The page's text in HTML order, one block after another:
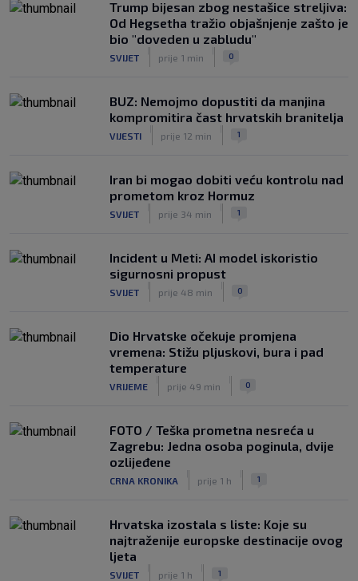
SK prije 4 h
Luis Figo žestoko prozvao Infantina:
‘Najniže, najlopovskije i kukavički
sebično ponašanje. Mora otići!’
Trump bijesan zbog nestašice streljiva:
Od Hegsetha tražio objašnjenje zašto je
bio "doveden u zabludu"
SVIJET prije 1 min 0
BUZ: Nemojmo dopustiti da manjina
kompromitira čast hrvatskih branitelja
VIJESTI prije 12 min 1
Iran bi mogao dobiti veću kontrolu nad
prometom kroz Hormuz
SVIJET prije 34 min 1
Incident u Meti: AI model iskoristio
sigurnosni propust
SVIJET prije 48 min 0
Dio Hrvatske očekuje promjena
vremena: Stižu pljuskovi, bura i pad
temperature
VRIJEME prije 49 min 0
FOTO / Teška prometna nesreća u
Zagrebu: Jedna osoba poginula, dvije
ozlijeđene
CRNA KRONIKA prije 1 h 1
Hrvatska izostala s liste: Koje su
najtraženije europske destinacije ovog
ljeta
SVIJET prije 1 h 1